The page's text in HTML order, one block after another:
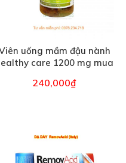
Viên uống mầm đậu nành
healthy care 1200 mg mua
ở đâu